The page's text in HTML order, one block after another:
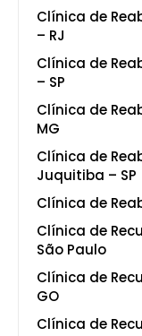
Clínica de
– RJ
Clínica de
– SP
Clínica de
MG
Clínica de
Juquitiba – SP
Clínica de
Clínica de
São Paulo
Clínica de
GO
Clínica de